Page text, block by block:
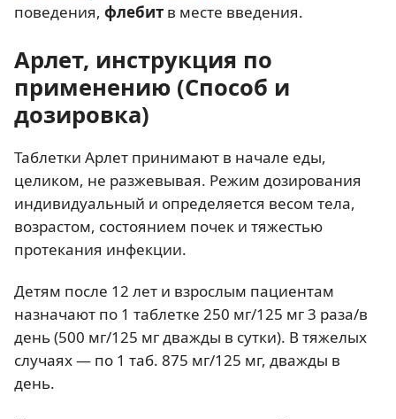
поведения, флебит в месте введения.
Арлет, инструкция по
применению (Способ и
дозировка)
Таблетки Арлет принимают в начале еды,
целиком, не разжевывая. Режим дозирования
индивидуальный и определяется весом тела,
возрастом, состоянием почек и тяжестью
протекания инфекции.
Детям после 12 лет и взрослым пациентам
назначают по 1 таблетке 250 мг/125 мг 3 раза/в
день (500 мг/125 мг дважды в сутки). В тяжелых
случаях — по 1 таб. 875 мг/125 мг, дважды в
день.